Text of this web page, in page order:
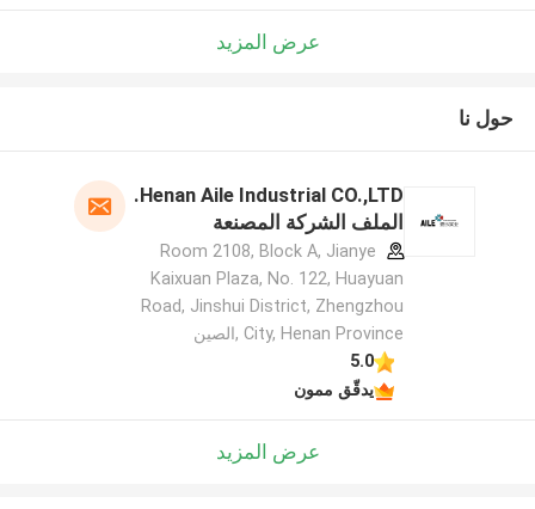
عرض المزيد
حول نا
Henan Aile Industrial CO.,LTD.
الملف الشركة المصنعة
Room 2108, Block A, Jianye
Kaixuan Plaza, No. 122, Huayuan
Road, Jinshui District, Zhengzhou
City, Henan Province ,الصين
5.0
يدقّق ممون
عرض المزيد